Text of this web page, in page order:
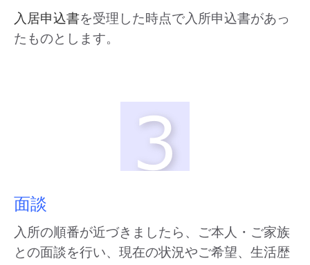
入居申込書を受理した時点で入所申込書があっ
たものとします。
面談
入所の順番が近づきましたら、ご本人・ご家族
との面談を行い、現在の状況やご希望、生活歴